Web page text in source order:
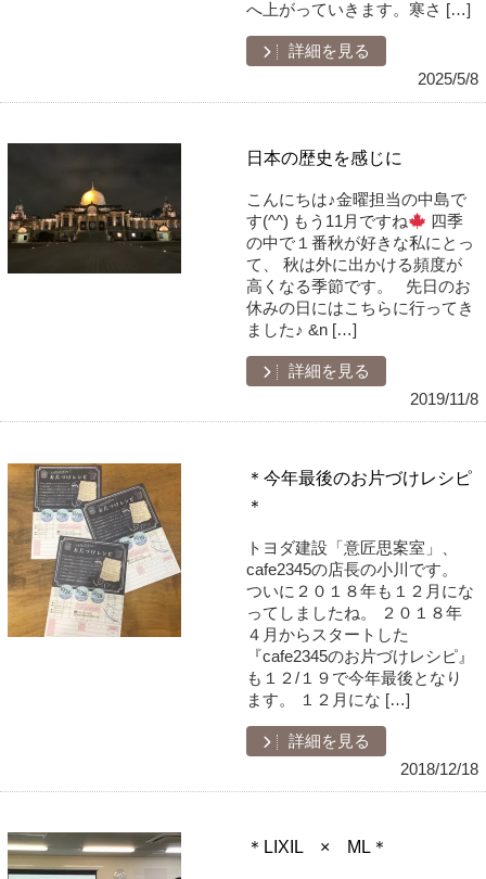
へ上がっていきます。寒さ […]
詳細を見る
2025/5/8
日本の歴史を感じに
こんにちは♪金曜担当の中島で
す(^^) もう11月ですね
四季
の中で１番秋が好きな私にとっ
て、 秋は外に出かける頻度が
高くなる季節です。 先日のお
休みの日にはこちらに行ってき
ました♪ &n […]
詳細を見る
2019/11/8
＊今年最後のお片づけレシピ
＊
トヨダ建設「意匠思案室」、
cafe2345の店長の小川です。
ついに２０１８年も１２月にな
ってしましたね。 ２０１８年
４月からスタートした
『cafe2345のお片づけレシピ』
も１２/１９で今年最後となり
ます。 １２月にな […]
詳細を見る
2018/12/18
＊LIXIL × ML＊